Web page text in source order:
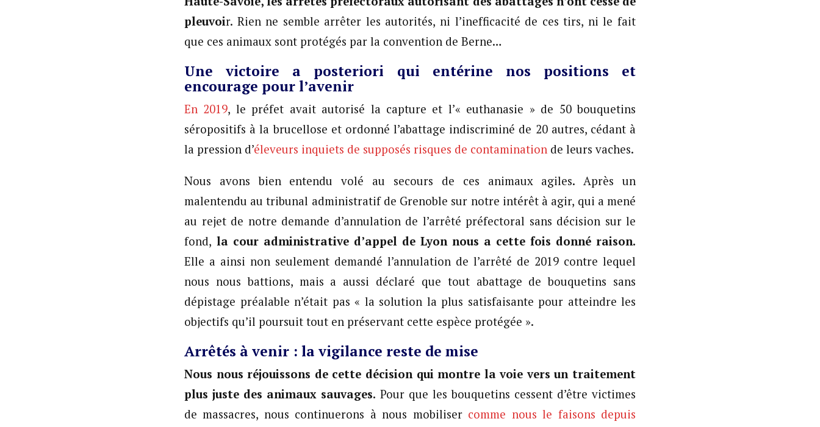
pleuvoir. Rien ne semble arrêter les autorités, ni l’inefficacité de ces tirs, ni le fait
que ces animaux sont protégés par la convention de Berne…
Une victoire a posteriori qui entérine nos positions et
encourage pour l’avenir
En 2019, le préfet avait autorisé la capture et l’« euthanasie » de 50 bouquetins
séropositifs à la brucellose et ordonné l’abattage indiscriminé de 20 autres, cédant à
la pression d’éleveurs inquiets de supposés risques de contamination de leurs vaches.
Nous avons bien entendu volé au secours de ces animaux agiles. Après un
malentendu au tribunal administratif de Grenoble sur notre intérêt à agir, qui a mené
au rejet de notre demande d’annulation de l’arrêté préfectoral sans décision sur le
fond, la cour administrative d’appel de Lyon nous a cette fois donné raison.
Elle a ainsi non seulement demandé l’annulation de l’arrêté de 2019 contre lequel
nous nous battions, mais a aussi déclaré que tout abattage de bouquetins sans
dépistage préalable n’était pas « la solution la plus satisfaisante pour atteindre les
objectifs qu’il poursuit tout en préservant cette espèce protégée ».
Arrêtés à venir : la vigilance reste de mise
Nous nous réjouissons de cette décision qui montre la voie vers un traitement
plus juste des animaux sauvages. Pour que les bouquetins cessent d’être victimes
de massacres, nous continuerons à nous mobiliser comme nousle faisons depuis